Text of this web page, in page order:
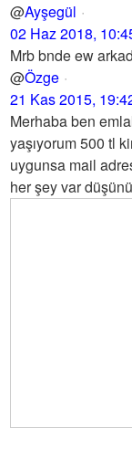
@Ayşegül
02 Haz 2018,
Mrb bnde ew
@Özge
21 Kas 2015,
Merhaba ben
yaşıyorum 500 tl
uygunsa mail
her şey var